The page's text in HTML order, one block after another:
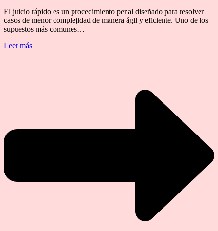
El juicio rápido es un procedimiento penal diseñado para resolver
casos de menor complejidad de manera ágil y eficiente. Uno de los
supuestos más comunes…
Leer más